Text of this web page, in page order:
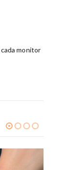
monitor